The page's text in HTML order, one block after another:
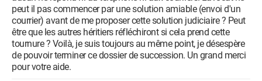
peut il pas commencer par une solution amiable (envoi d'un
courrier) avant de me proposer cette solution judiciaire ? Peut
être que les autres héritiers réfléchiront si cela prend cette
tournure ? Voilà, je suis toujours au même point, je désespère
de pouvoir terminer ce dossier de succession. Un grand merci
pour votre aide.